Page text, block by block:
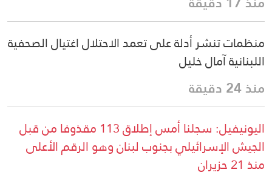
منظمات تنشر أدلة على تعمد الاحتلال اغتيال الصحفية
اللبنانية آمال خليل
منذ 24 دقيقة
اليونيفيل: سجلنا أمس إطلاق 113 مقذوفا من قبل
الجيش الإسرائيلي بجنوب لبنان وهو الرقم الأعلى
منذ 21 حزيران